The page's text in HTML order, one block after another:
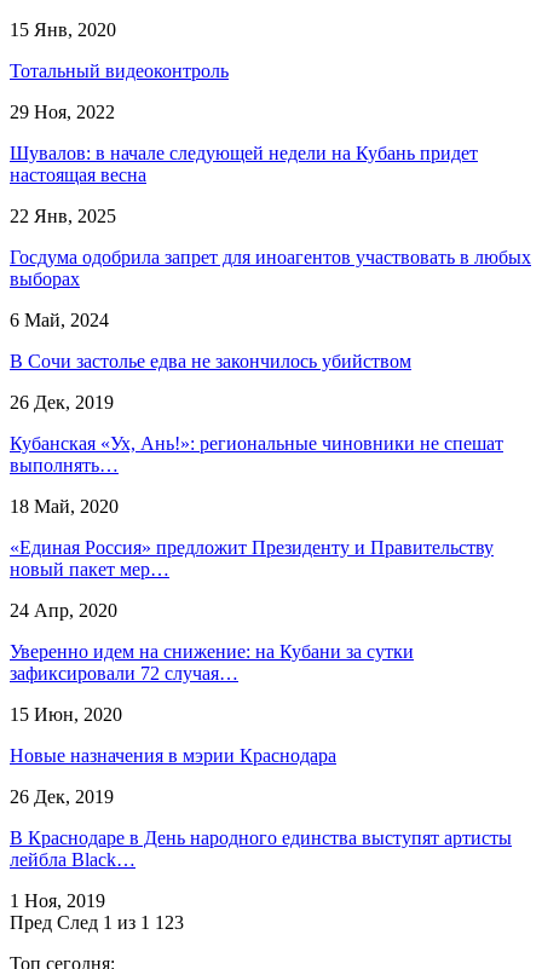
15 Янв, 2020
Тотальный видеоконтроль
29 Ноя, 2022
Шувалов: в начале следующей недели на Кубань придет
настоящая весна
22 Янв, 2025
Госдума одобрила запрет для иноагентов участвовать в любых
выборах
6 Май, 2024
В Сочи застолье едва не закончилось убийством
26 Дек, 2019
Кубанская «Ух, Ань!»: региональные чиновники не спешат
выполнять…
18 Май, 2020
«Единая Россия» предложит Президенту и Правительству
новый пакет мер…
24 Апр, 2020
Уверенно идем на снижение: на Кубани за сутки
зафиксировали 72 случая…
15 Июн, 2020
Новые назначения в мэрии Краснодара
26 Дек, 2019
В Краснодаре в День народного единства выступят артисты
лейбла Black…
1 Ноя, 2019
Пред След 1 из 1 123
Топ сегодня: